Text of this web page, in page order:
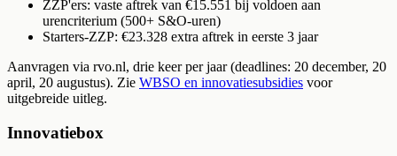
ZZP'ers: vaste aftrek van €15.551 bij voldoen aan
urencriterium (500+ S&O-uren)
Starters-ZZP: €23.328 extra aftrek in eerste 3 jaar
Aanvragen via rvo.nl, drie keer per jaar (deadlines: 20 december, 20
april, 20 augustus). Zie WBSO en innovatiesubsidies voor
uitgebreide uitleg.
Innovatiebox